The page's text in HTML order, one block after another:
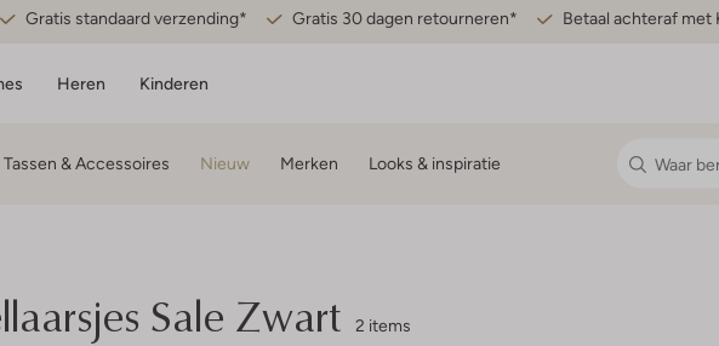
Gratis standaard verzending* Gratis 30 dagen retourneren* Betaal achteraf met
Heren Kinderen
Tassen & Accessoires Nieuw Merken Looks & inspiratie
Sale Zwart 2 items